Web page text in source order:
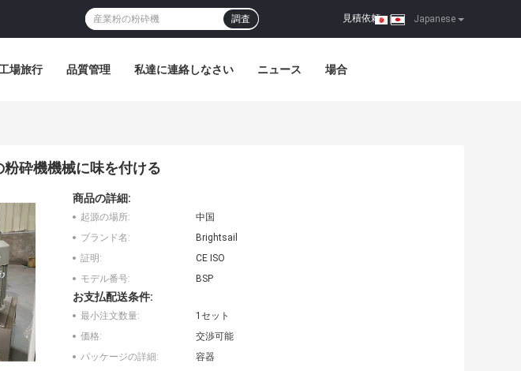
Japanese
見積依頼 |
調査
場旅行 品質管理 私達に連絡しなさい ニュース 場合
砕機機械に味を付ける
商品の詳細:
起源の場所:
中国
ブランド名:
Brightsail
証明:
CE ISO
モデル番号:
BSP
お支払配送条件:
最小注文数量:
1セット
価格:
交渉可能
パッケージの詳細:
容器